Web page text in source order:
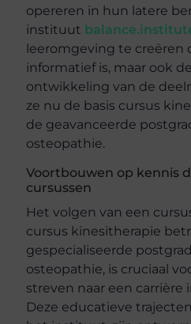
opereren in hun latere
instituut
leeromgeving te creëren
informatief is, maar ook
ontwikkeling van de
ze nu de basis cursus
de geavanceerde
osteopathie.
Voortbouwen op kennis
cursussen
Het volgen van een
cursus kinesitherapie
gespecialiseerde
osteopathie, is cruciaal
streven naar een carrière
Deze educatieve